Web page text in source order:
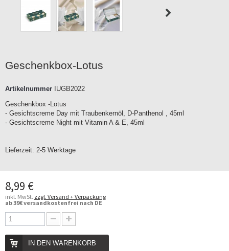
Geschenkbox-Lotus
Artikelnummer IUGB2022
Geschenkbox -Lotus
- Gesichtscreme Day mit Traubenkernöl, D-Panthenol , 45ml
- Gesichtscreme Night mit Vitamin A & E, 45ml
Lieferzeit: 2-5 Werktage
8,99 €
inkl. MwSt. zzgl. Versand + Verpackung
ab 39€ versandkostenfrei nach DE
IN DEN WARENKORB